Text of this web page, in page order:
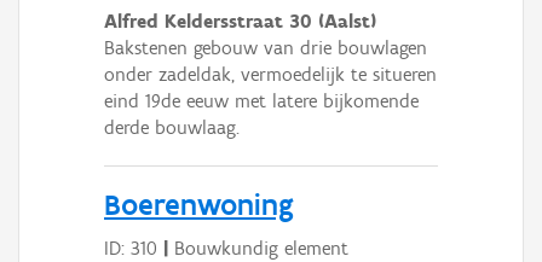
Alfred Keldersstraat 30 (Aalst)
Bakstenen gebouw van drie bouwlagen
onder zadeldak, vermoedelijk te situeren
eind 19de eeuw met latere bijkomende
derde bouwlaag.
Boerenwoning
ID: 310 Bouwkundig element